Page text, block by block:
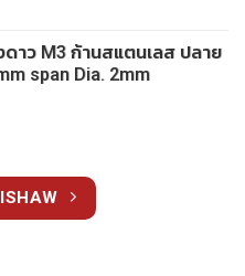
ดาว M3 ก้านสแตนเลส ปลาย
span Dia. 2mm